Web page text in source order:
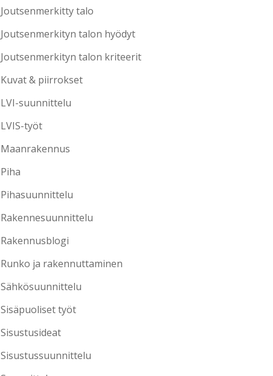
Joutsenmerkitty talo
Joutsenmerkityn talon hyödyt
Joutsenmerkityn talon kriteerit
Kuvat & piirrokset
LVI-suunnittelu
LVIS-työt
Maanrakennus
Piha
Pihasuunnittelu
Rakennesuunnittelu
Rakennusblogi
Runko ja rakennuttaminen
Sähkösuunnittelu
Sisäpuoliset työt
Sisustusideat
Sisustussuunnittelu